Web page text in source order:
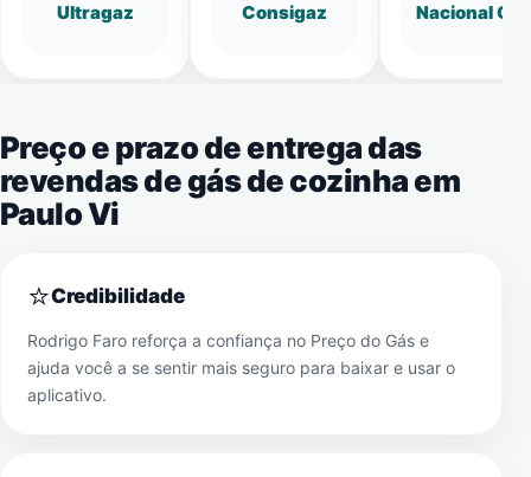
Ultragaz Consigaz Nacional Gás
Preço e prazo de entrega das
revendas de gás de cozinha em
Paulo Vi
⭐Credibilidade
Rodrigo Faro reforça a confiança no Preço do Gás e
ajuda você a se sentir mais seguro para baixar e usar o
aplicativo.